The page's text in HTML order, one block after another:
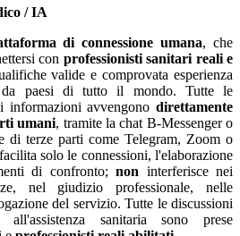
/ IA
di connessione umana, che
con professionisti sanitari reali e
valide e comprovata esperienza
da paesi di tutto il mondo. Tutte le
informazioni avvengono direttamente
umani, tramite la chat B-Messenger o
di terze parti come Telegram, Zoom o
solo le connessioni, l'elaborazione
di confronto;non interferisce nei
nel giudizio professionale, nelle
del servizio. Tutte le discussioni
sanitaria sono prese